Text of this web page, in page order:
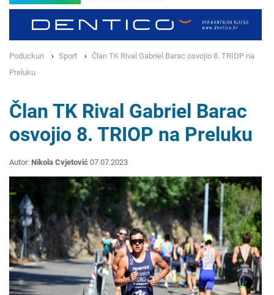
Poduckun Sport
Član TK Rival Gabriel Barac osvojio 8. TRIOP na
Preluku
Član TK Rival Gabriel Barac
osvojio 8. TRIOP na Preluku
Autor: Nikola Cvjetović 07.07.2023